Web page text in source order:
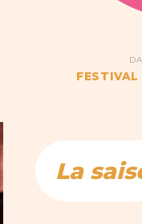
FESTIVAL
La